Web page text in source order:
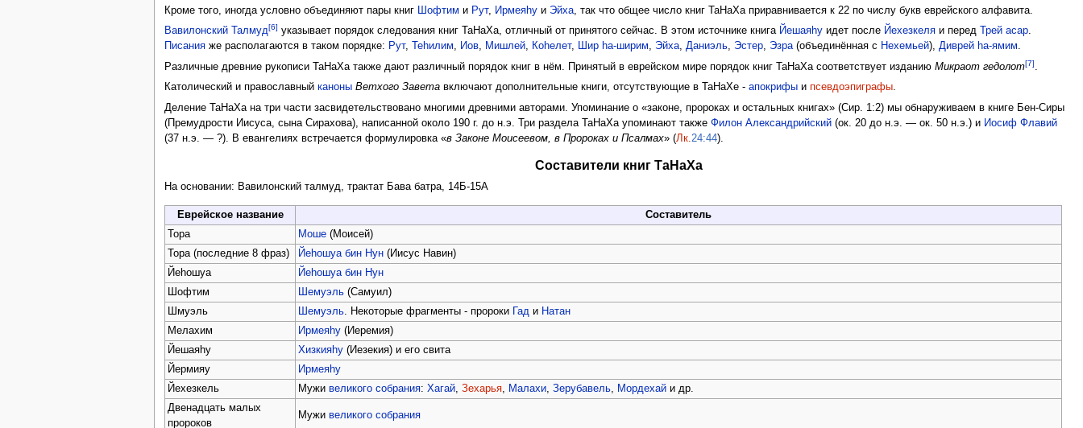
Кроме того, иногда условно объединяют пары книг
Шофтим и Рут, Ирмеяhу и Эйха , так что общее число книг ТаНаХа приравнивается к 22 по числу букв еврейского алфавита.
Вавилонский Талмуд[6] указывает порядок следования книг ТаНаХа, отличный от принятого сейчас. В этом источнике книга Йешаяhу идет после Йехезкеля и перед Трей асар.
Писания же располагаются в таком порядке: Рут, Теhилим, Иов, Мишлей, Коhелет, Шир hа-ширим, Эйха,Даниэль, Эстер, Эзра(объединённая с Нехемьей),Диврей hа-ямим.
Различные древние рукописи ТаНаХа также дают различный порядок книг в нём. Принятый в еврейском мире порядок книг ТаНаХа соответствует изданиюМикраот гедолот[7].
Католический и православныйканоны Ветхого Завета включают дополнительные книги, отсутствующие в ТаНаХе -апокрифы ипсевдоэпиграфы.
Деление ТаНаХа на три части засвидетельствовано многими древними авторами. Упоминание о «законе, пророках и остальных книгах» (Сир. 1:2) мы обнаруживаем в книге Бен-Сиры
(Премудрости Иисуса, сына Сирахова), написанной около 190 г. до н.э. Три раздела ТаНаХа упоминают такжеФилон Александрийский (ок. 20 до н.э. — ок. 50 н.э.) и Иосиф Флавий
(37 н.э. — ?). В евангелиях встречается формулировка «в Законе Моисеевом, в Пророках и Псалмах» (Лк. 24:44).
Составители книг ТаНаХа
На основании: Вавилонский талмуд, трактат Бава батра, 14Б-15А
Еврейское название
Составитель
Тора
Моше(Моисей)
Тора (последние 8 фраз)
Йеhошуа бин Нун(Иисус Навин)
Йеhошуа
Йеhошуа бин Нун
Шофтим
Шемуэль(Самуил)
Шмуэль
Шемуэль. Некоторые фрагменты - пророки Гад и Натан
Мелахим
Ирмеяhу(Иеремия)
Йешаяhу
Хизкияhу(Иезекия) и его свита
Йермияу
Ирмеяhу
Йехезкель
Мужи великого собрания: Хагай, Зехарья, Малахи, Зерубавель, Мордехайи др.
Двенадцать малых
пророков
Мужи великого собрания